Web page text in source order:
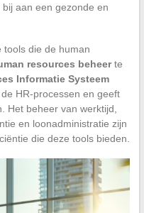
aan een gezonde en
tools die de human
resources beheerte
Informatie Systeem
HR-processen en geeft
Het beheer van werktijd,
en loonadministratie zijn
die deze tools bieden.